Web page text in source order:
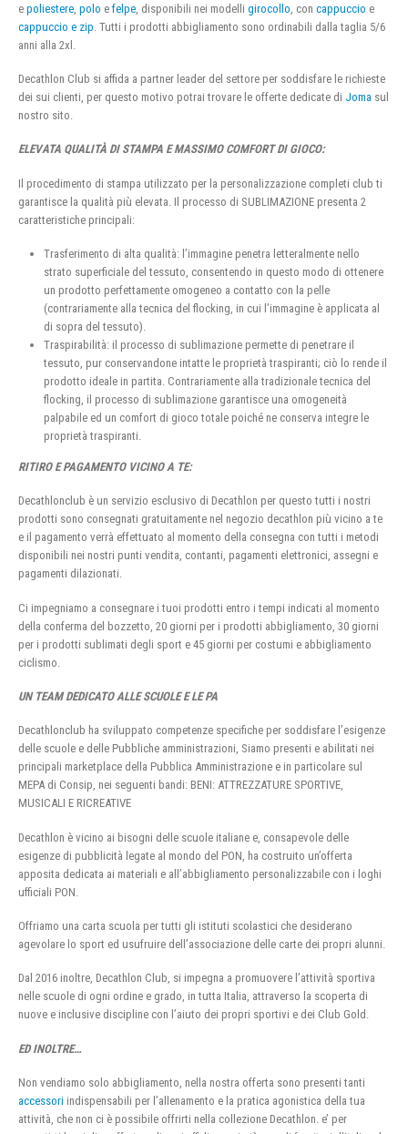
e poliestere polo e felpe , disponibili nei modelli girocollo , con cappuccio e
cappuccio e zip . Tutti i prodotti abbigliamento sono ordinabili dalla taglia 5/6
anni alla 2xl.
Decathlon Club si affida a partner leader del settore per soddisfare le richieste
dei sui clienti, per questo motivo potrai trovare le offerte dedicate di Joma sul
nostro sito.
ELEVATA QUALITÀ DI STAMPA E MASSIMO COMFORT DI GIOCO:
Il procedimento di stampa utilizzato per la personalizzazione completi club ti
garantisce la qualità più elevata. Il processo di SUBLIMAZIONE presenta 2
caratteristiche principali:
Trasferimento di alta qualità: l’immagine penetra letteralmente nello
strato superficiale del tessuto, consentendo in questo modo di ottenere
un prodotto perfettamente omogeneo a contatto con la pelle
(contrariamente alla tecnica del flocking, in cui l’immagine è applicata al
di sopra del tessuto).
Traspirabilità: il processo di sublimazione permette di penetrare il
tessuto, pur conservandone intatte le proprietà traspiranti; ciò lo rende il
prodotto ideale in partita. Contrariamente alla tradizionale tecnica del
flocking, il processo di sublimazione garantisce una omogeneità
palpabile ed un comfort di gioco totale poiché ne conserva integre le
proprietà traspiranti.
RITIRO E PAGAMENTO VICINO A TE:
Decathlonclub è un servizio esclusivo di Decathlon per questo tutti i nostri
prodotti sono consegnati gratuitamente nel negozio decathlon più vicino a te
e il pagamento verrà effettuato al momento della consegna con tutti i metodi
disponibili nei nostri punti vendita, contanti, pagamenti elettronici, assegni e
pagamenti dilazionati.
Ci impegniamo a consegnare i tuoi prodotti entro i tempi indicati al momento
della conferma del bozzetto, 20 giorni per i prodotti abbigliamento, 30 giorni
per i prodotti sublimati degli sport e 45 giorni per costumi e abbigliamento
ciclismo.
UN TEAM DEDICATO ALLE SCUOLE E LE PA
Decathlonclub ha sviluppato competenze specifiche per soddisfare l’esigenze
delle scuole e delle Pubbliche amministrazioni, Siamo presenti e abilitati nei
principali marketplace della Pubblica Amministrazione e in particolare sul
MEPA di Consip, nei seguenti bandi: BENI: ATTREZZATURE SPORTIVE,
MUSICALI E RICREATIVE
Decathlon è vicino ai bisogni delle scuole italiane e, consapevole delle
esigenze di pubblicità legate al mondo del PON, ha costruito un’offerta
apposita dedicata ai materiali e all’abbigliamento personalizzabile con i loghi
ufficiali PON.
Offriamo una carta scuola per tutti gli istituti scolastici che desiderano
agevolare lo sport ed usufruire dell’associazione delle carte dei propri alunni.
Dal 2016 inoltre, Decathlon Club, si impegna a promuovere l’attività sportiva
nelle scuole di ogni ordine e grado, in tutta Italia, attraverso la scoperta di
nuove e inclusive discipline con l’aiuto dei propri sportivi e dei Club Gold.
ED INOLTRE…
Non vendiamo solo abbigliamento, nella nostra offerta sono presenti tanti
accessori indispensabili per l’allenamento e la pratica agonistica della tua
attività, che non ci è possibile offrirti nella collezione Decathlon. e’ per